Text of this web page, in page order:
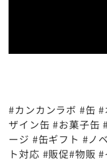
#カンカンラボ #缶
ザイン缶 #お菓子缶
ージ #缶ギフト #ノ
ト対応 #販促#物販